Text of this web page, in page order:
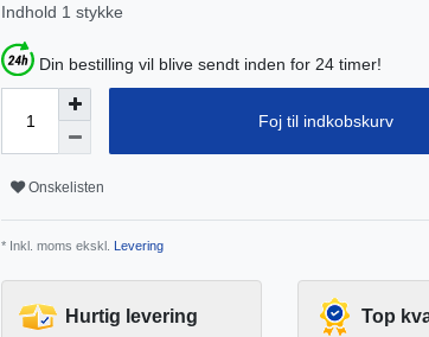
Indhold 1 stykke
Din bestilling vil blive sendt inden for 24 timer!
Foj til indkobskurv
Onskelisten
* Inkl. moms ekskl. Levering
Hurtig levering Top